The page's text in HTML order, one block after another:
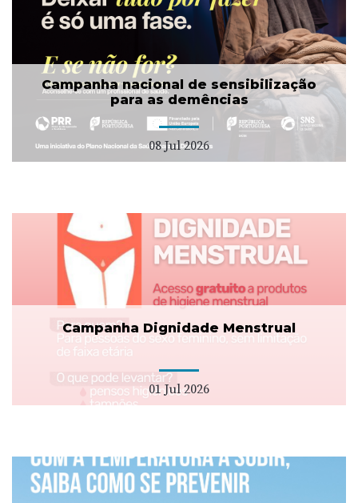
Campanha nacional de sensibilização
para as demências
08 Jul 2026
Campanha Dignidade Menstrual
01 Jul 2026